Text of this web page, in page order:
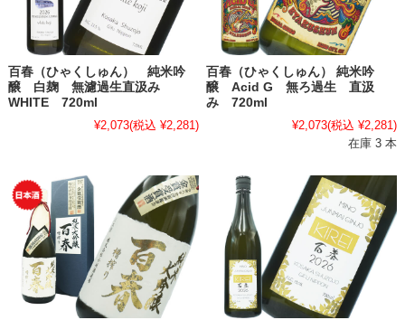
百春（ひゃくしゅん） 純米吟
醸 白麹 無濾過生直汲み
WHITE 720ml
¥2,073(税込 ¥2,281)
百春（ひゃくしゅん） 純米吟
醸 Acid G 無ろ過生 直汲
み 720ml
¥2,073(税込 ¥2,281)
在庫 3 本